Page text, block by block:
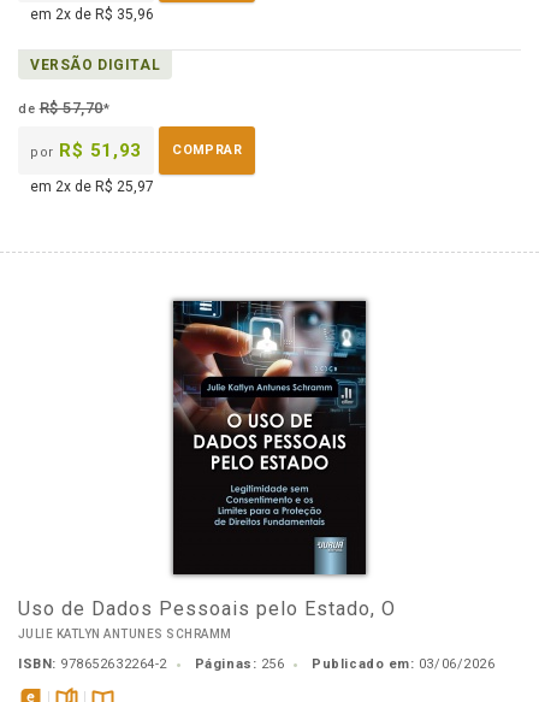
em 2x de R$ 35,96
VERSÃO DIGITAL
deR$ 57,70*
por R$ 51,93 COMPRAR
em 2x de R$ 25,97
Uso de Dados Pessoais pelo Estado, O
JULIE KATLYN ANTUNES SCHRAMM
ISBN: 978652632264-2 Páginas: 256 Publicado em: 03/06/2026